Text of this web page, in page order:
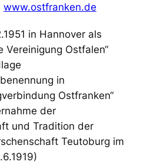
www.ostfranken.de
in Hannover als
Vereinigung Ostfalen“
in
Ostfranken“
der
und Tradition der
Teutoburg im